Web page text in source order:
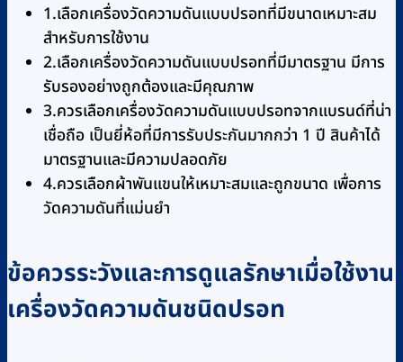
1.เลือกเครื่องวัดความดันแบบปรอทที่มีขนาดเหมาะสม
สำหรับการใช้งาน
2.เลือกเครื่องวัดความดันแบบปรอทที่มีมาตรฐาน มีการ
รับรองอย่างถูกต้องและมีคุณภาพ
3.ควรเลือกเครื่องวัดความดันแบบปรอทจากแบรนด์ที่น่า
เชื่อถือ เป็นยี่ห้อที่มีการรับประกันมากกว่า 1 ปี สินค้าได้
มาตรฐานและมีความปลอดภัย
4.ควรเลือกผ้าพันแขนให้เหมาะสมและถูกขนาด เพื่อการ
วัดความดันที่แม่นยำ
ข้อควรระวังและการดูแลรักษาเมื่อใช้งาน
เครื่องวัดความดันชนิดปรอท